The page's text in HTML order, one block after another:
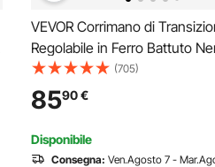
VEVOR Corrimano di
Regolabile in Ferro Battuto
Distanza Adatto per 3-4
Giardino Cortile Hotel Albergo
Casa Decorazione Esterna
(705)
8590€
Disponibile
Consegna: Ven.Agosto 7 -